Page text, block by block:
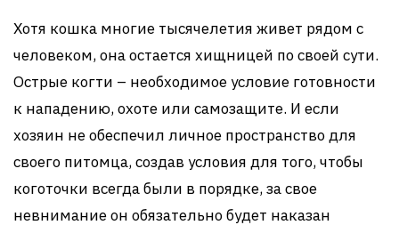
Хотя кошка многие тысячелетия живет рядом с
человеком, она остается хищницей по своей сути.
Острые когти – необходимое условие готовности
к нападению, охоте или самозащите. И если
хозяин не обеспечил личное пространство для
своего питомца, создав условия для того, чтобы
коготочки всегда были в порядке, за свое
невнимание он обязательно будет наказан